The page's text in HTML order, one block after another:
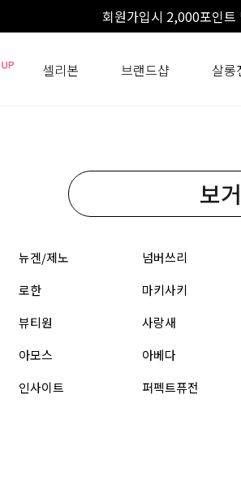
회원가입시 2,000포인
셀리본 브랜드샵 살롱
보
뉴겐/제노 넘버쓰리
로한 마키사키
뷰티원 사랑새
아모스 아베다
인사이트 퍼펙트퓨전